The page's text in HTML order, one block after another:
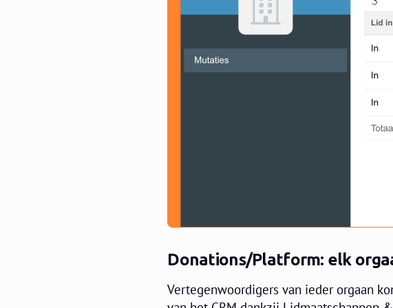
Donations/Platform: elk
Vertegenwoordigers van ieder orgaan